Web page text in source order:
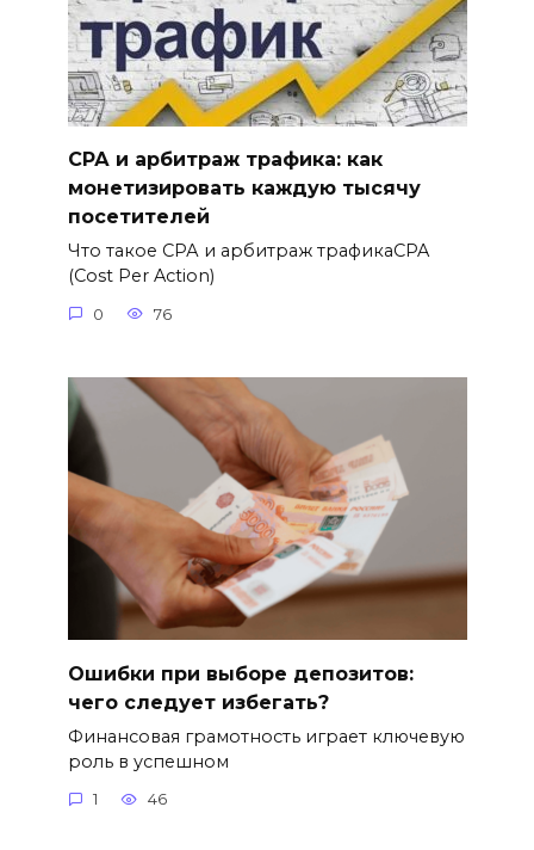
СРА и арбитраж трафика: как
монетизировать каждую тысячу
посетителей
Что такое СРА и арбитраж трафикаCPA
(Cost Per Action)
0 76
Ошибки при выборе депозитов:
чего следует избегать?
Финансовая грамотность играет ключевую
роль в успешном
1 46